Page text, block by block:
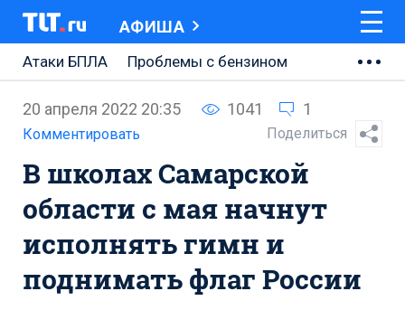
АФИША
Атаки БПЛА
Проблемы с бензином
Ремонт Центральной площади
Ремонт Обводного шоссе
Набережная Тольятти
Неделя Тольятти
20 апреля 2022 20:35 1041 1
Комментировать Поделиться
В школах Самарской
области с мая начнут
исполнять гимн и
поднимать флаг России